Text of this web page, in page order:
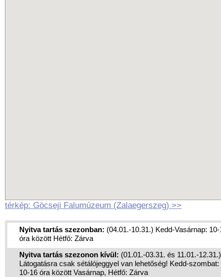
térkép: Göcseji Falumúzeum (Zalaegerszeg) >>
Nyitva tartás szezonban: (04.01.-10.31.) Kedd-Vasárnap: 10-
óra között Hétfő: Zárva
Nyitva tartás szezonon kívül: (01.01.-03.31. és 11.01.-12.31.)
Látogatásra csak sétálójeggyel van lehetőség! Kedd-szombat:
10-16 óra között Vasárnap, Hétfő: Zárva